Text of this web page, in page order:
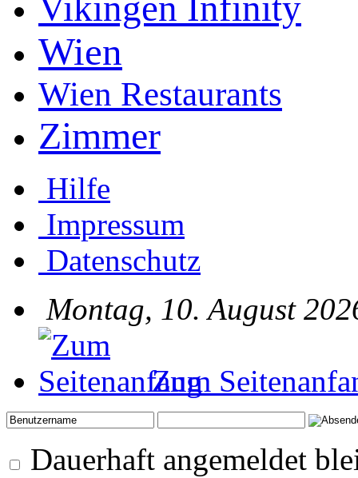
Vikingen Infinity
Wien
Wien Restaurants
Zimmer
Hilfe
Impressum
Datenschutz
Montag, 10. August
Zum
Dauerhaft angemeldet